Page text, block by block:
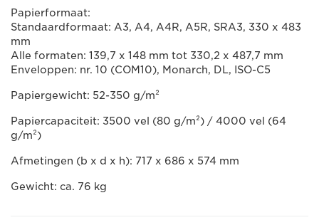
Papierformaat:
Standaardformaat: A3, A4, A4R, A5R, SRA3, 330 x 483
mm
Alle formaten: 139,7 x 148 mm tot 330,2 x 487,7 mm
Enveloppen: nr. 10 (COM10), Monarch, DL, ISO-C5
Papiergewicht: 52-350 g/m²
Papiercapaciteit: 3500 vel (80 g/m²) / 4000 vel (64
g/m²)
Afmetingen (b x d x h): 717 x 686 x 574 mm
Gewicht: ca. 76 kg